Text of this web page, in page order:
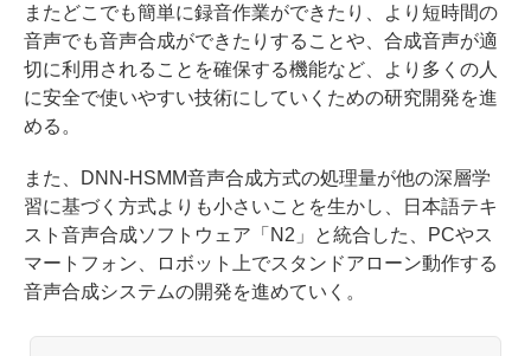
またどこでも簡単に録音作業ができたり、より短時間の
音声でも音声合成ができたりすることや、合成音声が適
切に利用されることを確保する機能など、より多くの人
に安全で使いやすい技術にしていくための研究開発を進
める。
また、DNN-HSMM音声合成方式の処理量が他の深層学
習に基づく方式よりも小さいことを生かし、日本語テキ
スト音声合成ソフトウェア「N2」と統合した、PCやス
マートフォン、ロボット上でスタンドアローン動作する
音声合成システムの開発を進めていく。